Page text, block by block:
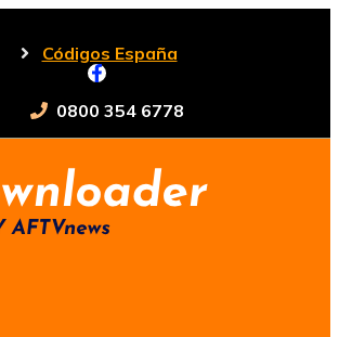
Códigos España
0800 354 6778